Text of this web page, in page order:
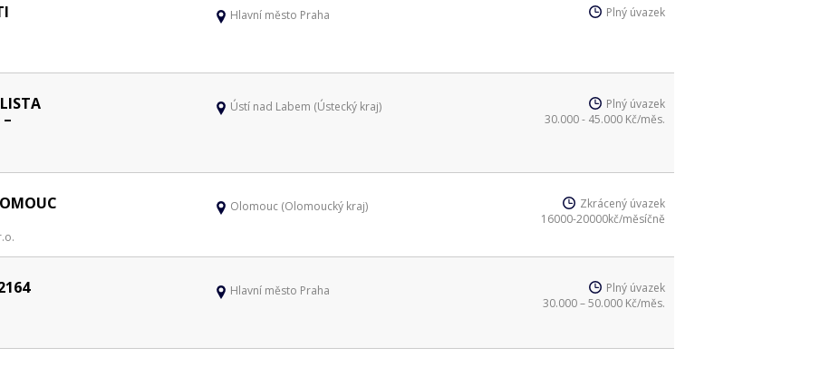
Hlavní město Praha Plný úvazek
Ústí nad Labem (Ústecký kraj)
Plný úvazek
30.000 - 45.000 Kč/měs.
Olomouc (Olomoucký kraj)
Zkrácený úvazek
16000-20000kč/měsíčně
Hlavní město Praha
Plný úvazek
30.000 – 50.000 Kč/měs.